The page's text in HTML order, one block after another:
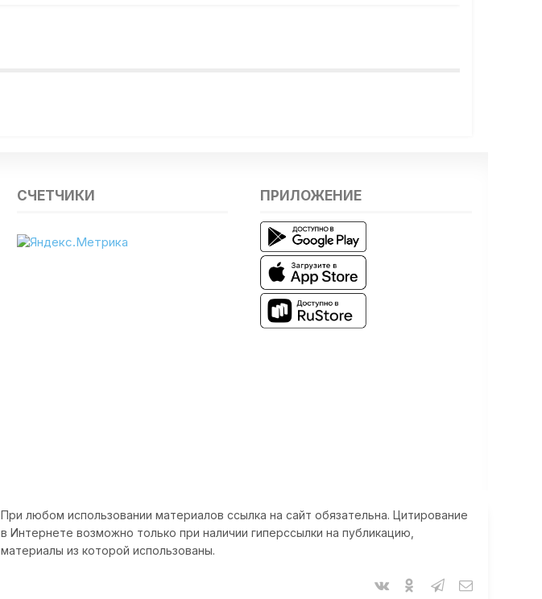
СЧЕТЧИКИ ПРИЛОЖЕНИЕ
При любом использовании материалов ссылка на сайт обязательна. Цитирование
в Интернете возможно только при наличии гиперссылки на публикацию,
материалы из которой использованы.